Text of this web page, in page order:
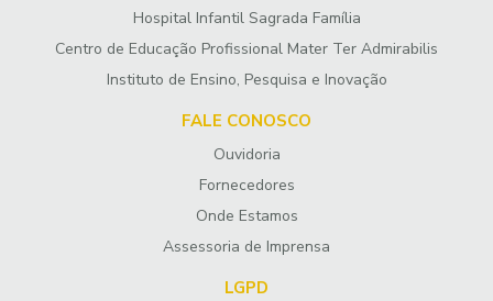
Hospital Infantil Sagrada Família
Centro de Educação Profissional Mater Ter Admirabilis
Instituto de Ensino, Pesquisa e Inovação
FALE CONOSCO
Ouvidoria
Fornecedores
Onde Estamos
Assessoria de Imprensa
LGPD